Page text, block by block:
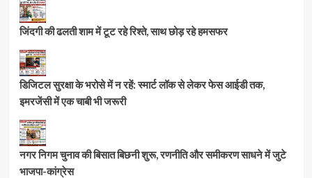
जिंदगी की ढलती शाम में टूट रहे रिश्ते, साथ छोड़ रहे हमसफर
डिजिटल सुरक्षा के भरोसे में न रहें: स्मार्ट लॉक से लेकर फेस आईडी तक,
इमरजेंसी में एक चाबी भी जरूरी
नगर निगम चुनाव की बिसात बिछनी शुरू, रणनीति और समीकरण साधने में जुटे
भाजपा-कांग्रेस